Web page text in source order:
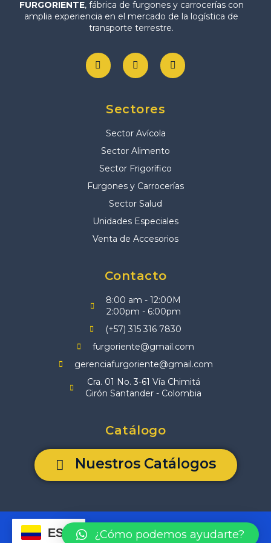
FURGORIENTE, fábrica de furgones y carrocerías con
amplia experiencia en el mercado de la logística de
transporte terrestre.
Sectores
Sector Avícola
Sector Alimento
Sector Frigorífico
Furgones y Carrocerías
Sector Salud
Unidades Especiales
Venta de Accesorios
Contacto
8:00 am - 12:00M
2:00pm - 6:00pm
(+57) 315 316 7830
furgoriente@gmail.com
gerenciafurgoriente@gmail.com
Cra. 01 No. 3-61 Vía Chimitá
Girón Santander - Colombia
Catálogo
Nuestros Catálogos
Diseñada y desarrollada por
www.creativovisual.com.co
ES ¿Cómo podemos ayudarte?